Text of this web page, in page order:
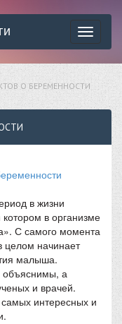
Toggle
О БЕРЕМЕННОСТИ
в жизни
в организме
С самого момента
целом начинает
малыша.
объяснимы, а
и врачей.
интересных и